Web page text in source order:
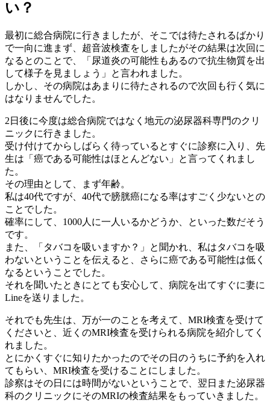
い？
最初に総合病院に行きましたが、そこでは待たされるばかり
で一向に進まず、超音波検査をしましたがその結果は次回に
なるとのことで、「尿道炎の可能性もあるので抗生物質を出
して様子を見ましょう」と言われました。
しかし、その病院はあまりに待たされるので次回も行く気に
はなりませんでした。
2日後に今度は総合病院ではなく地元の泌尿器科専門のクリ
ニックに行きました。
受け付けてからしばらく待っているとすぐに診察に入り、先
生は「癌である可能性はほとんどない」と言ってくれまし
た。
その理由として、まず年齢。
私は40代ですが、40代で膀胱癌になる率はすごく少ないとの
ことでした。
確率にして、1000人に一人いるかどうか、といった数だそう
です。
また、「タバコを吸いますか？」と聞かれ、私はタバコを吸
わないということを伝えると、さらに癌である可能性は低く
なるということでした。
それを聞いたときにとても安心して、病院を出てすぐに妻に
Lineを送りました。
それでも先生は、万が一のことを考えて、MRI検査を受けて
くださいと、近くのMRI検査を受けられる病院を紹介してく
れました。
とにかくすぐに知りたかったのでその日のうちに予約を入れ
てもらい、MRI検査を受けることにしました。
診察はその日には時間がないということで、翌日また泌尿器
科のクリニックにそのMRIの検査結果をもっていきました。